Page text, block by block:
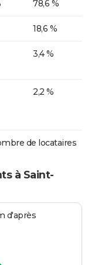
78,6 %
18,6 %
3,4 %
2,2 %
de locataires
à Saint-
d'après